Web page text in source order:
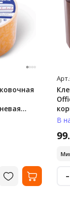
Арт.
В
-